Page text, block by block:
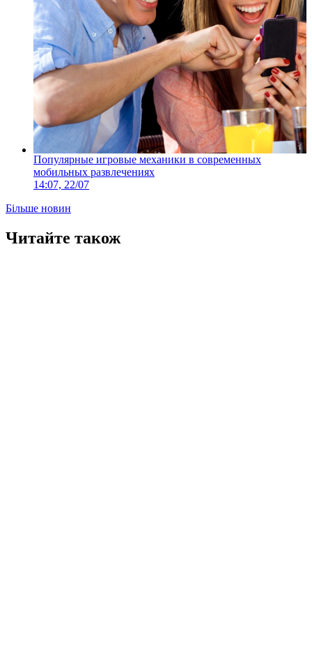
Популярные игровые механики в современных
мобильных развлечениях
14:07, 22/07
Більше новин
Читайте також